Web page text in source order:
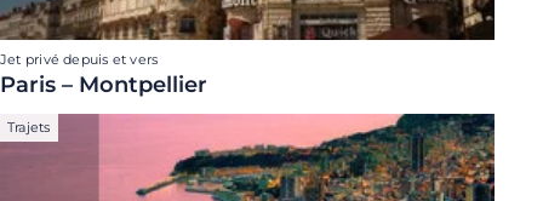
Jet privé depuis et vers
Paris – Montpellier
Trajets